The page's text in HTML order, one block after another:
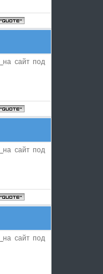
на сайт под
на сайт под
на сайт под